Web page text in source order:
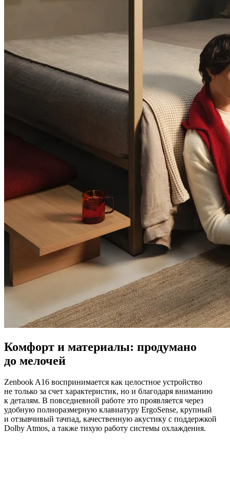
Комфорт и материалы: продумано
до мелочей
Zenbook A16 воспринимается как целостное устройство
не только за счет характеристик, но и благодаря вниманию
к деталям. В повседневной работе это проявляется через
удобную полноразмерную клавиатуру ErgoSense, крупный
и отзывчивый тачпад, качественную акустику с поддержкой
Dolby Atmos, а также тихую работу системы охлаждения.